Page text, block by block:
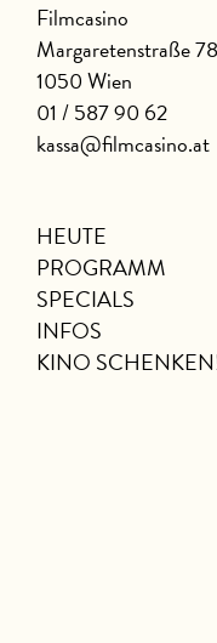
Filmcasino
Margaretenstraße 78
1050 Wien
01 / 587 90 62
kassa@filmcasino.at
HEUTE
PROGRAMM
SPECIALS
INFOS
KINO